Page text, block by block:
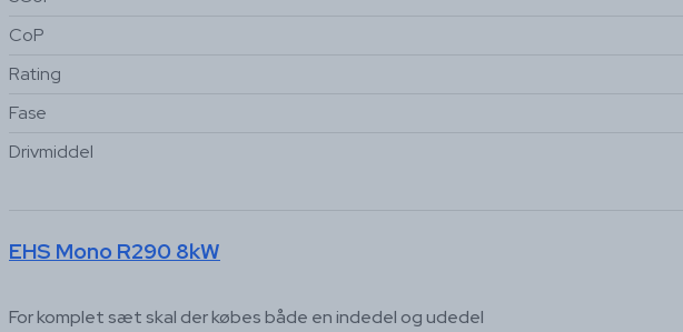
CoP
Rating
Fase
Drivmiddel
EHS Mono R290 8kW
For komplet sæt skal der købes både en indedel og udedel